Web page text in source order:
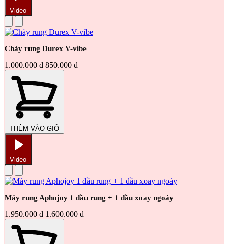
Video
Chày rung Durex V-vibe
1.000.000 đ 850.000 đ
THÊM VÀO GIỎ
Video
Máy rung Aphojoy 1 đầu rung + 1 đầu xoay ngoáy
1.950.000 đ 1.600.000 đ